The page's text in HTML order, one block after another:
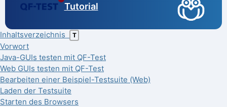
Tutorial
Inhaltsverzeichnis T
Vorwort
Java-GUIs testen mit QF-Test
Web GUIs testen mit QF-Test
Bearbeiten einer Beispiel-Testsuite (Web)
Laden der Testsuite
Starten des Browsers